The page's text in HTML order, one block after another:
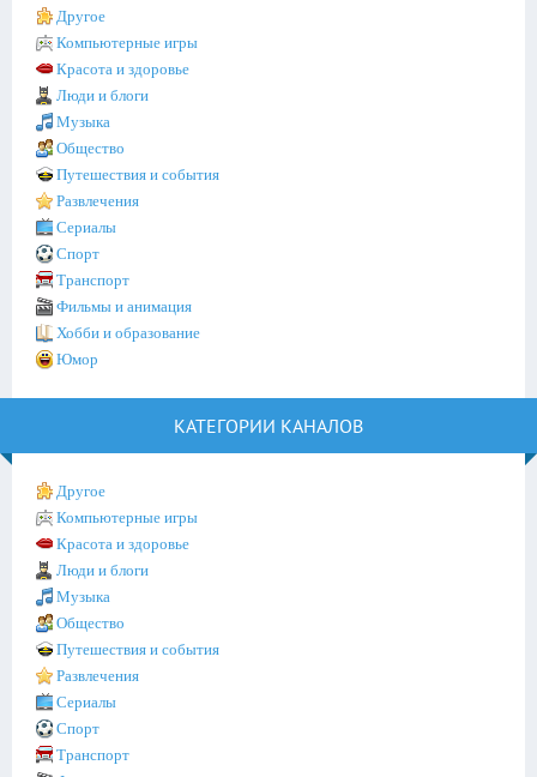
Другое
Компьютерные игры
Красота и здоровье
Люди и блоги
Музыка
Общество
Путешествия и события
Развлечения
Сериалы
Спорт
Транспорт
Фильмы и анимация
Хобби и образование
Юмор
КАТЕГОРИИ КАНАЛОВ
Другое
Компьютерные игры
Красота и здоровье
Люди и блоги
Музыка
Общество
Путешествия и события
Развлечения
Сериалы
Спорт
Транспорт